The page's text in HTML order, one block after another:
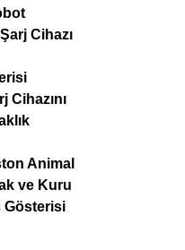
Cihazı
Cihazını
Animal
ve Kuru
Gösterisi